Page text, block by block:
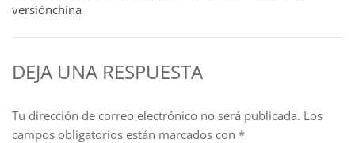
versiónchina
DEJA UNA RESPUESTA
Tu dirección de correo electrónico no será publicada. Los
campos obligatorios están marcados con *